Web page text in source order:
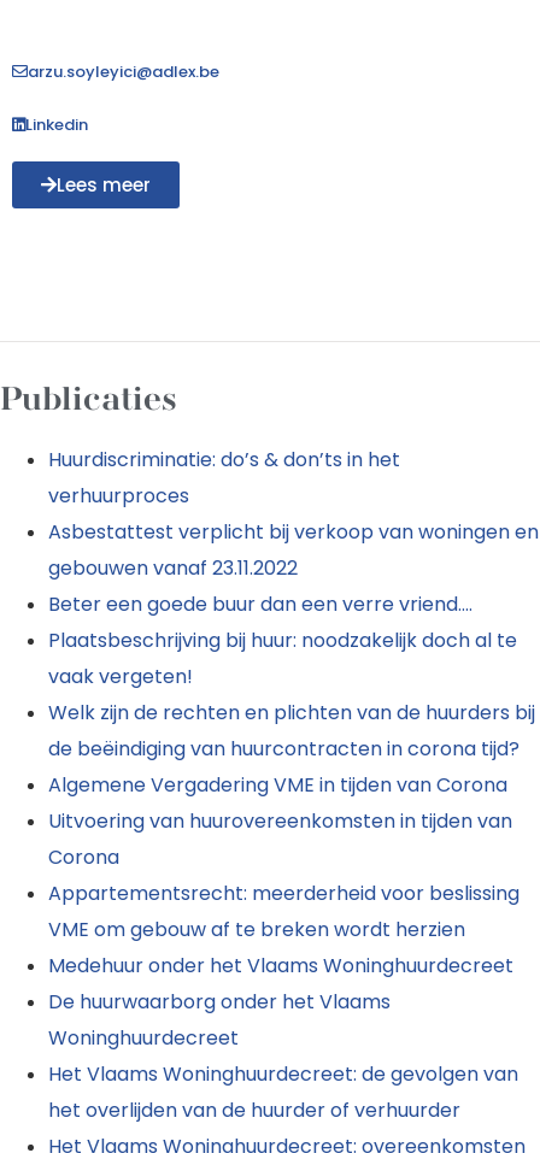
arzu.soyleyici@adlex.be
Linkedin
Lees meer
Publicaties
Huurdiscriminatie: do’s & don’ts in het
verhuurproces
Asbestattest verplicht bij verkoop van woningen en
gebouwen vanaf 23.11.2022
Beter een goede buur dan een verre vriend….
Plaatsbeschrijving bij huur: noodzakelijk doch al te
vaak vergeten!
Welk zijn de rechten en plichten van de huurders bij
de beëindiging van huurcontracten in corona tijd?
Algemene Vergadering VME in tijden van Corona
Uitvoering van huurovereenkomsten in tijden van
Corona
Appartementsrecht: meerderheid voor beslissing
VME om gebouw af te breken wordt herzien
Medehuur onder het Vlaams Woninghuurdecreet
De huurwaarborg onder het Vlaams
Woninghuurdecreet
Het Vlaams Woninghuurdecreet: de gevolgen van
het overlijden van de huurder of verhuurder
Het Vlaams Woninghuurdecreet: overeenkomsten